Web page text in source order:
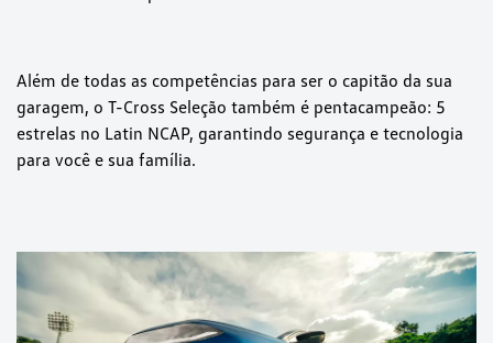
Além de todas as competências para ser o capitão da sua
garagem, o T-Cross Seleção também é pentacampeão: 5
estrelas no Latin NCAP, garantindo segurança e tecnologia
para você e sua família.